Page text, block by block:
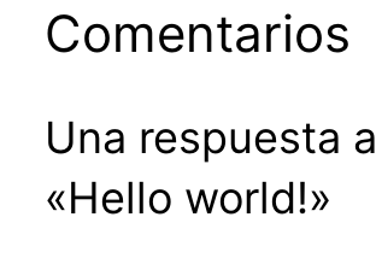
Comentarios
Una respuesta a
«Hello world!»